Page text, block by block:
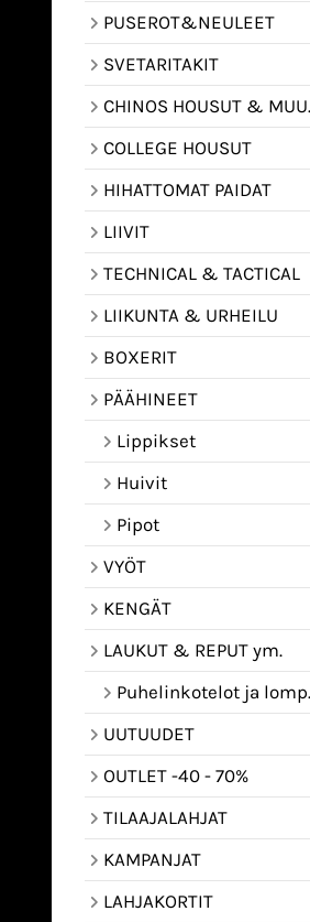
PUSEROT&NEULEET
SVETARITAKIT
CHINOS HOUSUT & MUUT HOUSUT
COLLEGE HOUSUT
HIHATTOMAT PAIDAT
LIIVIT
TECHNICAL & TACTICAL
LIIKUNTA & URHEILU
BOXERIT
PÄÄHINEET
Lippikset
Huivit
Pipot
VYÖT
KENGÄT
LAUKUT & REPUT ym.
Puhelinkotelot ja lompakot
UUTUUDET
OUTLET -40 - 70%
TILAAJALAHJAT
KAMPANJAT
LAHJAKORTIT